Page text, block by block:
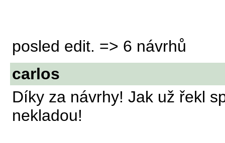
posled edit. => 6 návrhů
carlos
Díky za návrhy! Jak už řekl
nekladou!